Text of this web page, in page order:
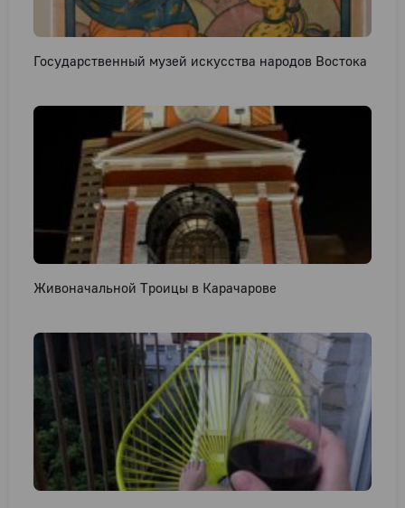
Государственный музей искусства народов Востока
Живоначальной Троицы в Карачарове